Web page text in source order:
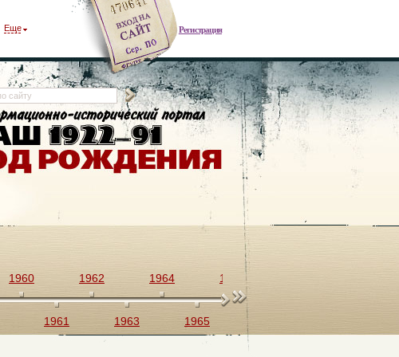
Регистрация
Еще
1960
1961
1962
1963
1964
1965
1966